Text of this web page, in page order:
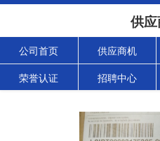
供
公司首页 供应商机
荣誉认证 招聘中心